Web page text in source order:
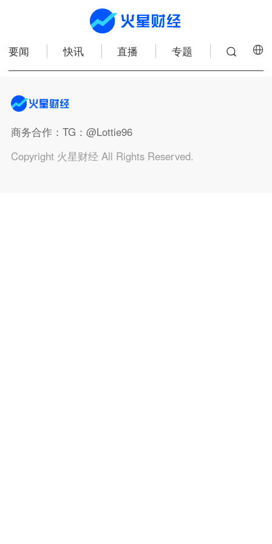
要闻 快讯 直播 专题
商务合作：TG：@Lottie96
Copyright 火星财经 All Rights Reserved.